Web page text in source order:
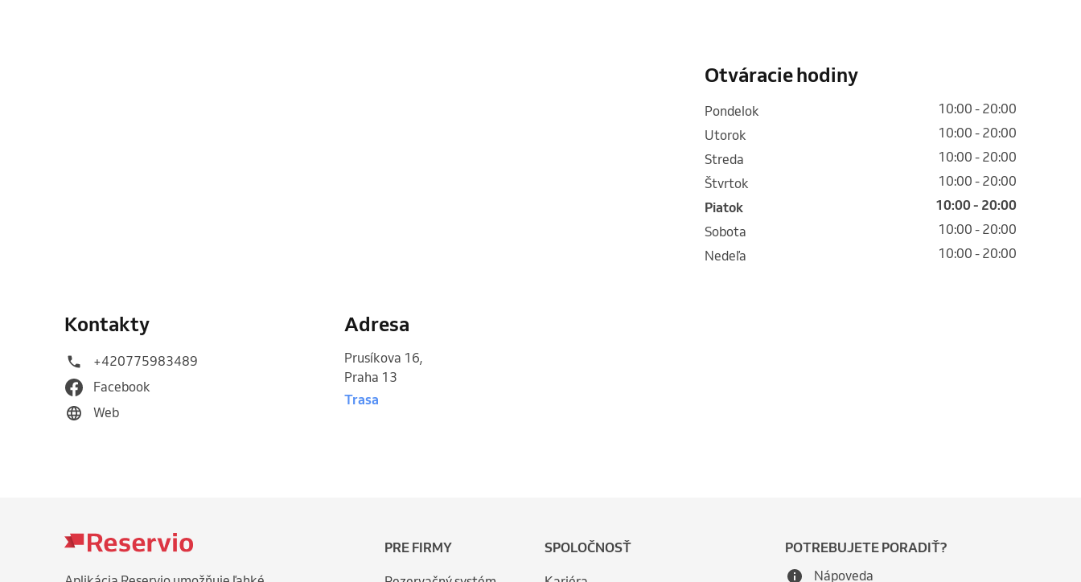
Otváracie hodiny
pondelok
10:00 - 20:00
utorok
10:00 - 20:00
streda
10:00 - 20:00
štvrtok
10:00 - 20:00
piatok
10:00 - 20:00
sobota
10:00 - 20:00
nedeľa
10:00 - 20:00
Kontakty
+420775983489
Facebook
Web
Adresa
Prusíkova 16,
Praha 13
Trasa
PRE FIRMY SPOLOČNOSŤ
POTREBUJETE PORADIŤ?
Nápoveda